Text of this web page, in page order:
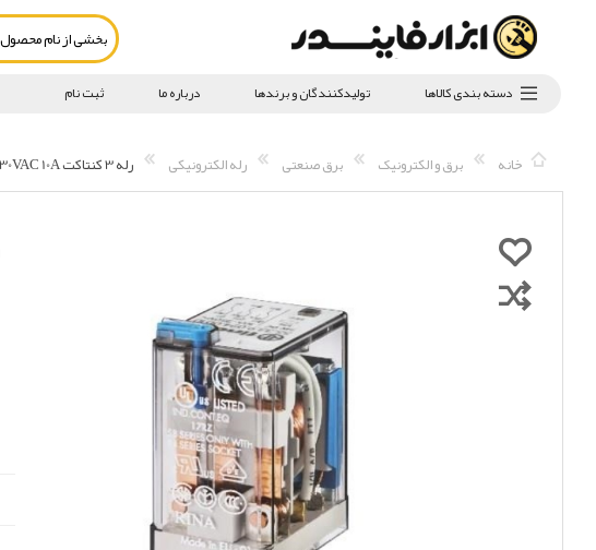
دسته بندی کالاها تولیدکنندگان و برندها درباره ما ثبت نام
خانه برق و الکترونیک برق صنعتی رله الکترونیکی رله 3 کنتاکت 230VAC 10A فیندر مدل 553382300050